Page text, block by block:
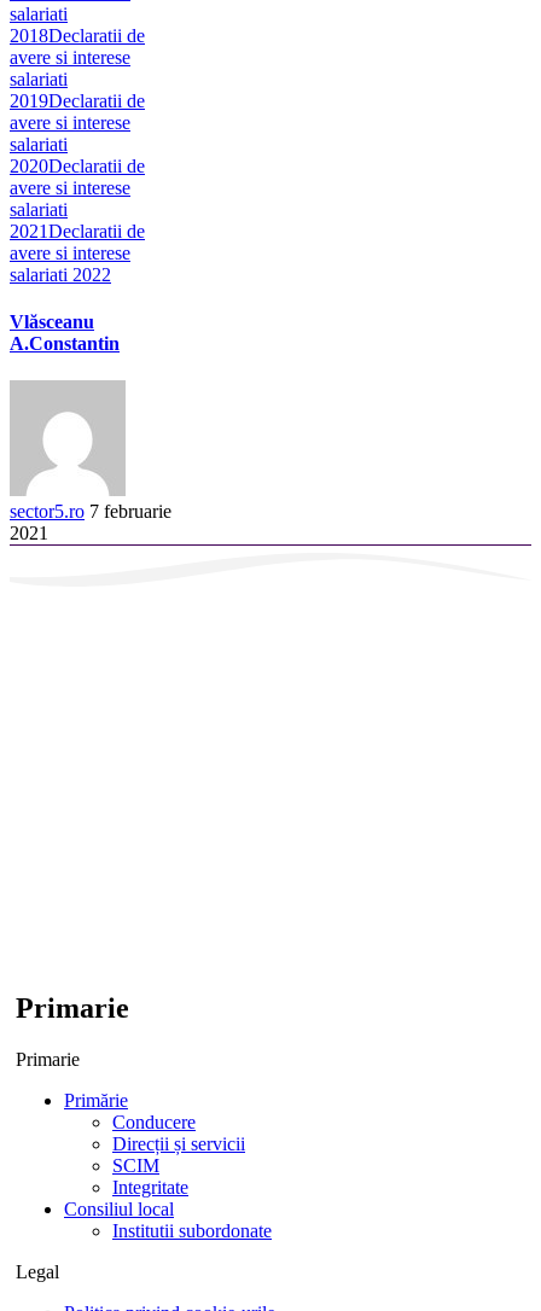
salariati
2018Declaratii de
avere si interese
salariati
2019Declaratii de
avere si interese
salariati
2020Declaratii de
avere si interese
salariati
2021Declaratii de
avere si interese
salariati 2022
Vlăsceanu
A.Constantin
sector5.ro 7 februarie
2021
Primarie
Primarie
Primărie
Conducere
Direcții și servicii
SCIM
Integritate
Consiliul local
Institutii subordonate
Legal